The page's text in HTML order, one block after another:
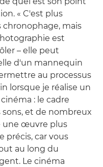
« C'est plus
mais
est
– elle peut
d'un mannequin
au processus
lorsque je réalise un
: le cadre
sons, et de nombreux
une œuvre plus
précis, car vous
au long du
Le cinéma